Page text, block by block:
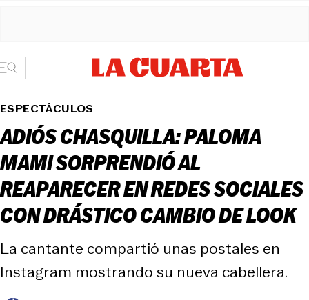
ESPECTÁCULOS
ADIÓS CHASQUILLA: PALOMA
MAMI SORPRENDIÓ AL
REAPARECER EN REDES SOCIALES
CON DRÁSTICO CAMBIO DE LOOK
La cantante compartió unas postales en
Instagram mostrando su nueva cabellera.